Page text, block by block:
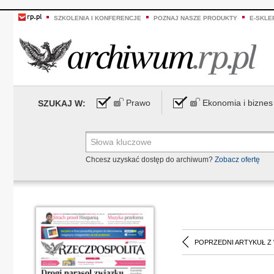
SZKOLENIA I KONFERENCJE POZNAJ NASZE PRODUKTY E-
SZUKAJ W: Prawo Ekonomia i biznes
Chcesz uzyskać dostęp do archiwum? Zobacz ofertę
POPRZEDNI ARTYKUŁ Z